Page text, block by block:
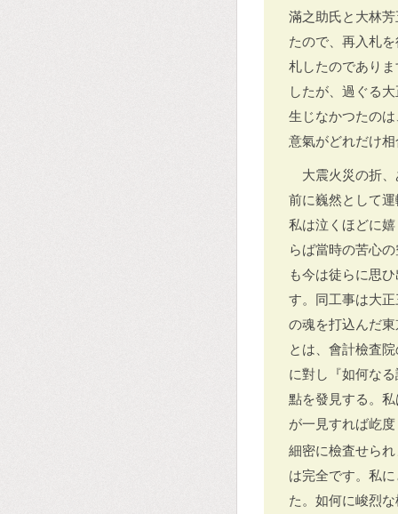
滿之助氏と大林
たので、再入札
札したのであり
したが、過ぐる
生じなかつたの
意氣がどれだけ
大震火災の折
前に巍然として
私は泣くほどに
らば當時の苦心
も今は徒らに思
す。同工事は大
の魂を打込んだ
とは、會計檢査
に對し『如何な
點を發見する。
が一見すれば屹度
細密に檢査せら
は完全です。私
た。如何に峻烈